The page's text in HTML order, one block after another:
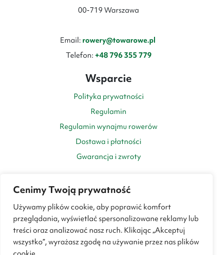
Cenimy Twoją prywatność
Używamy plików cookie, aby poprawić komfort
przeglądania, wyświetlać spersonalizowane reklamy lub
treści oraz analizować nasz ruch. Klikając „Akceptuj
wszystko”, wyrażasz zgodę na używanie przez nas plików
00-719 Warszawa
Email: rowery@towarowe.pl
Telefon: +48 796 355 779
Wsparcie
Polityka prywatności
Regulamin
Regulamin wynajmu rowerów
Dostawa i płatności
Gwarancja i zwroty